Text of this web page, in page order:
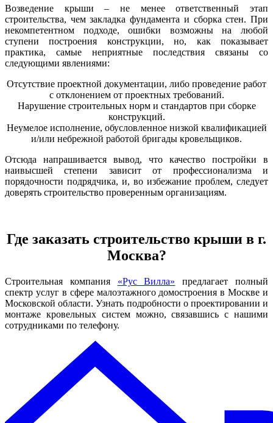
Возведение крыши – не менее ответственный этап
строительства, чем закладка фундамента и сборка стен. При
некомпетентном подходе, ошибки возможны на любой
ступени построения конструкции, но, как показывает
практика, самые неприятные последствия связаны со
следующими явлениями:
Отсутствие проектной документации, либо проведение работ
с отклонением от проектных требований.
Нарушение строительных норм и стандартов при сборке
конструкций.
Неумелое исполнение, обусловленное низкой квалификацией
и/или небрежной работой бригады кровельщиков.
Отсюда напрашивается вывод, что качество постройки в
наивысшей степени зависит от профессионализма и
порядочности подрядчика, и, во избежание проблем, следует
доверять строительство проверенным организациям.
Где заказать строительство крыши в г.
Москва?
Строительная компания «Рус Вилла» предлагает полный
спектр услуг в сфере малоэтажного домостроения в Москве и
Московской области. Узнать подробности о проектировании и
монтаже кровельных систем можно, связавшись с нашими
сотрудниками по телефону.